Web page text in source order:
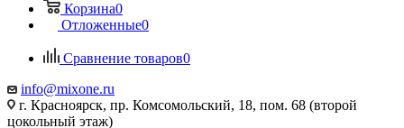
Корзина0
Отложенные0
Сравнение товаров0
info@mixone.ru
г. Красноярск, пр. Комсомольский, 18, пом. 68 (второй
цокольный этаж)